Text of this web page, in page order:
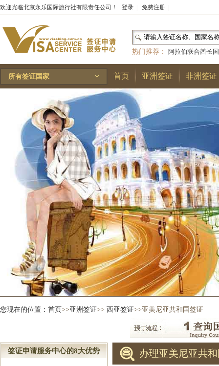
欢迎光临北京永乐国际旅行社有限责任公司！ 登录 免费注册
热门推荐：
阿拉伯联合酋长国
和国|布基纳法索|巴勒斯坦
林王国|安道尔公国|
所有签证国家 首页 亚洲签证 非洲签证
您现在的位置： 首页>>亚洲签证>> 西亚签证>>亚美尼亚共和国签证
签证申请服务中心的8大优势 办理亚美尼亚共